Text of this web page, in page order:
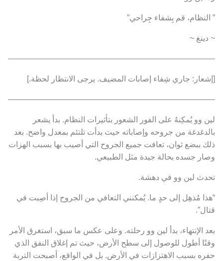
” النظام، قم بِشفاء جِراحي”
~ دينغ ~
[إشعار: جاري شِفاء إصابات المضيف. يرجى الانتظار لحظة.]
لين وو يُمكِنهُ على الفور الشعور بتأثيرات النظام. بدأ يشعر
بالدغدغة من جروحه وإصاباته حيث بدأت تلتئم بمعدل واضح. بعد
ذلك ببضع ثوان، تعافت جميع الجروح التي أصيب بها بسبب الهزات
وصار جسده بحالة جيدة مثل الطبيعي.
تحدث لين وو في دهشة.
“هذا مُذهِل إلى حدٍ ما. يُمكنني التعافي من الجروح إذا أصِبت في
قتال”.
بعد الإنتهاء، بدأ لين وو رحلته. وعلى عكس ما سبق، استغرق الأمر
وقتًا أطول للوصول إلى سطح الأرض، حيث تم إغلاق النفق الذي
حفره بسبب الاهتزازات في الأرض. بل في الواقع، أصبحت التربة